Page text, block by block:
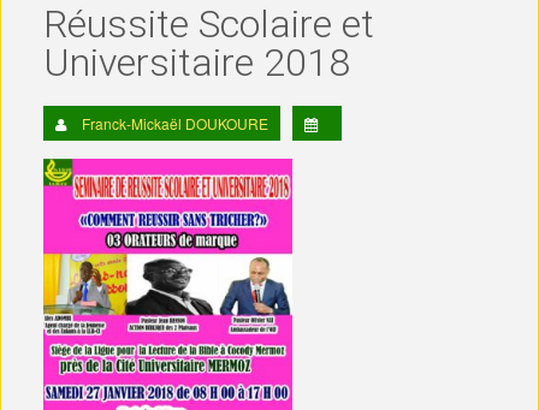
Réussite Scolaire et
Universitaire 2018
Franck-Mickaël DOUKOURE